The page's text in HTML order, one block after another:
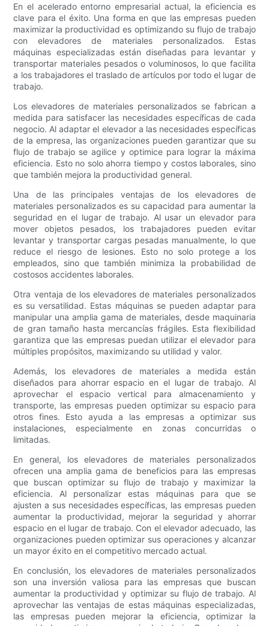
En el acelerado entorno empresarial actual, la eficiencia es
clave para el éxito. Una forma en que las empresas pueden
maximizar la productividad es optimizando su flujo de trabajo
con elevadores de materiales personalizados. Estas
máquinas especializadas están diseñadas para levantar y
transportar materiales pesados ​​o voluminosos, lo que facilita
a los trabajadores el traslado de artículos por todo el lugar de
trabajo.
Los elevadores de materiales personalizados se fabrican a
medida para satisfacer las necesidades específicas de cada
negocio. Al adaptar el elevador a las necesidades específicas
de la empresa, las organizaciones pueden garantizar que su
flujo de trabajo se agilice y optimice para lograr la máxima
eficiencia. Esto no solo ahorra tiempo y costos laborales, sino
que también mejora la productividad general.
Una de las principales ventajas de los elevadores de
materiales personalizados es su capacidad para aumentar la
seguridad en el lugar de trabajo. Al usar un elevador para
mover objetos pesados, los trabajadores pueden evitar
levantar y transportar cargas pesadas manualmente, lo que
reduce el riesgo de lesiones. Esto no solo protege a los
empleados, sino que también minimiza la probabilidad de
costosos accidentes laborales.
Otra ventaja de los elevadores de materiales personalizados
es su versatilidad. Estas máquinas se pueden adaptar para
manipular una amplia gama de materiales, desde maquinaria
de gran tamaño hasta mercancías frágiles. Esta flexibilidad
garantiza que las empresas puedan utilizar el elevador para
múltiples propósitos, maximizando su utilidad y valor.
Además, los elevadores de materiales a medida están
diseñados para ahorrar espacio en el lugar de trabajo. Al
aprovechar el espacio vertical para almacenamiento y
transporte, las empresas pueden optimizar su espacio para
otros fines. Esto ayuda a las empresas a optimizar sus
instalaciones, especialmente en zonas concurridas o
limitadas.
En general, los elevadores de materiales personalizados
ofrecen una amplia gama de beneficios para las empresas
que buscan optimizar su flujo de trabajo y maximizar la
eficiencia. Al personalizar estas máquinas para que se
ajusten a sus necesidades específicas, las empresas pueden
aumentar la productividad, mejorar la seguridad y ahorrar
espacio en el lugar de trabajo. Con el elevador adecuado, las
organizaciones pueden optimizar sus operaciones y alcanzar
un mayor éxito en el competitivo mercado actual.
En conclusión, los elevadores de materiales personalizados
son una inversión valiosa para las empresas que buscan
aumentar la productividad y optimizar su flujo de trabajo. Al
aprovechar las ventajas de estas máquinas especializadas,
las empresas pueden mejorar la eficiencia, optimizar la